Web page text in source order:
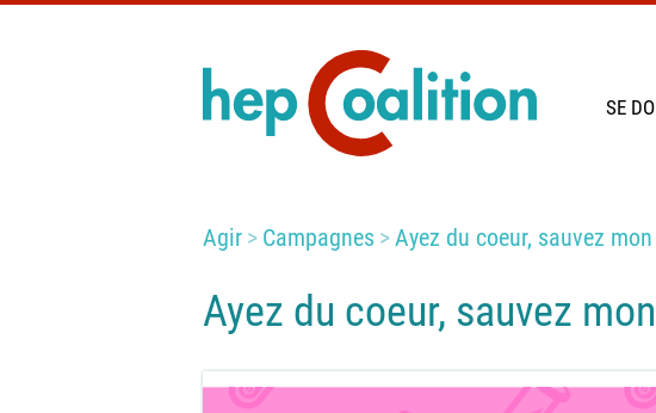
SE
Agir Campagnes Ayez du coeur, sauvez
Ayez du coeur, sauvez